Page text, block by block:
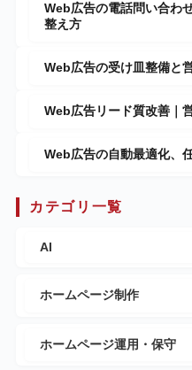
Web広告の電話問い合わ
整え方
Web広告の受け皿整備と
Web広告リード質改善｜
Web広告の自動最適化、
カテゴリ一覧
AI
ホームページ制作
ホームページ運用・保守